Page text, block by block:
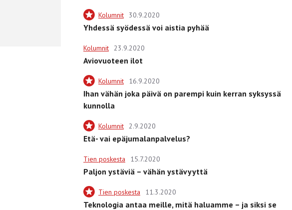
Kolumnit 30.9.2020
Yhdessä syödessä voi aistia pyhää
Kolumnit 23.9.2020
Aviovuoteen ilot
Kolumnit 16.9.2020
Ihan vähän joka päivä on parempi kuin kerran syksyssä
kunnolla
Kolumnit 2.9.2020
Etä- vai epäjumalanpalvelus?
Tien poskesta 15.7.2020
Paljon ystäviä – vähän ystävyyttä
Tien poskesta 11.3.2020
Teknologia antaa meille, mitä haluamme – ja siksi se